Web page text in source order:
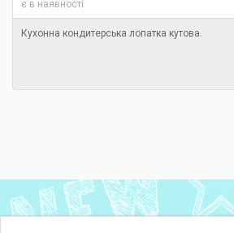
є в наявності
Кухонна кондитерська лопатка кутова.